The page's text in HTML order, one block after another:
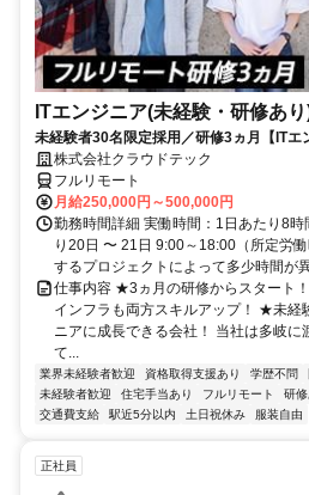
ITエンジニア(未経験・研修あ
未経験者30名限定採用／研修3ヵ月【ITエ
株式会社クラウドテック
フルリモート
月給250,000円～500,000円
勤務時間詳細 実働時間：1日あたり8
り20日 〜 21日 9:00～18:00（所定労
するプロジェクトによって多少時間が
仕事内容 ★3ヵ月の研修からスタート
インフラも両方スキルアップ！ ★未経
ニアに成長できる会社！ 当社は多岐に
て...
業界未経験者歓迎 資格取得支援あり 学歴不問
未経験者歓迎
住宅手当あり フルリモート 研修
交通費支給
駅近5分以内 土日祝休み 服装自由
正社員